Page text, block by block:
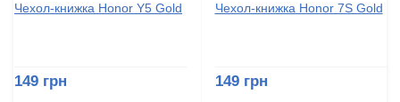
Чехол-книжка Honor Y5 Gold
149 грн
Чехол-книжка Honor 7S Gold
149 грн